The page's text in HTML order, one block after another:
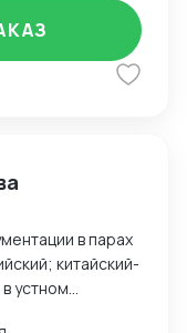
в парах
китайский-